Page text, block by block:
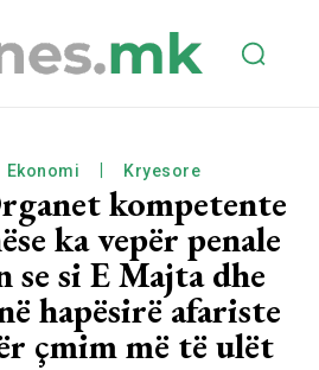
Ekonomi Kryesore
kompetente
ka vepër penale
se si E Majta dhe
hapësirë afariste
çmim më të ulët